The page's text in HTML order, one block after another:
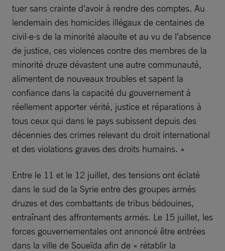
tuer sans crainte d’avoir à rendre des comptes. Au
lendemain des homicides illégaux de centaines de
civil·e·s de la minorité alaouite et au vu de l’absence
de justice, ces violences contre des membres de la
minorité druze dévastent une autre communauté,
alimentent de nouveaux troubles et sapent la
confiance dans la capacité du gouvernement à
réellement apporter vérité, justice et réparations à
tous ceux qui dans le pays subissent depuis des
décennies des crimes relevant du droit international
et des violations graves des droits humains. »
Entre le 11 et le 12 juillet, des tensions ont éclaté
dans le sud de la Syrie entre des groupes armés
druzes et des combattants de tribus bédouines,
entraînant des affrontements armés. Le 15 juillet, les
forces gouvernementales ont annoncé être entrées
dans la ville de Soueïda afin de « rétablir la